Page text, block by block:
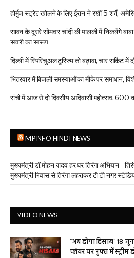
होर्मुज स्ट्रेट खोलने के लिए ईरान ने रखीं 5 शर्तें,
सावन के दूसरे सोमवार चांदी की पालकी में निकलेंगे बाबा
सवारी का स्वरूप
दिल्ली में स्पिरिचुअल टूरिज्म को बढ़ावा, चार सर्किट
भितरवार में बिजली समस्याओं का मौके पर समाधान,
रांची में आज से दो दिवसीय आदिवासी महोत्सव, 600
MPINFO HINDI NEWS
मुख्यमंत्री डॉ.मोहन यादव हर घर तिरंगा अभियान -
मुख्यमंत्री निवास से तिरंगा लहराकर टी टी नगर
VIDEO NEWS
“अब होगा हिसाब”
प्लेयर पर मुफ्त में स्ट्रीम